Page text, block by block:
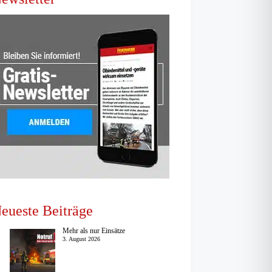
Beiträge
Mehr als nur Einsätze
3. August 2026